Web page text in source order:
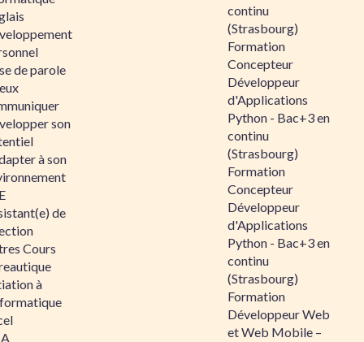
de parole
son
à son
de
Cours
à
continu
(Strasbourg)
Formation
Concepteur
Développeur
d'Applications
Python - Bac+3 en
continu
(Strasbourg)
Formation
Concepteur
Développeur
d'Applications
Python - Bac+3 en
continu
(Strasbourg)
Formation
Développeur Web
et Web Mobile –